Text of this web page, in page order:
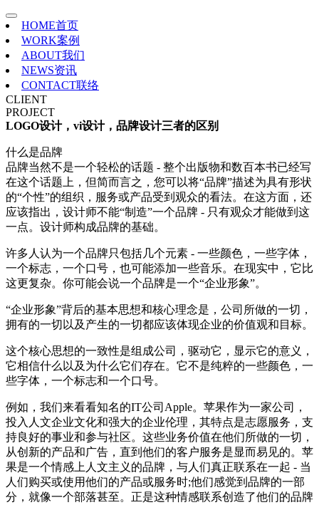
HOME首页
WORK案例
ABOUT我们
NEWS资讯
CONTACT联络
CLIENT
PROJECT
LOGO设计，vi设计，品牌设计三者的区别
什么是品牌
品牌当然不是一个轻松的话题 - 整个出版物和数百本书已经写
在这个话题上，但简而言之，您可以将“品牌”描述为具有形状
的“个性”的组织，服务或产品受到观众的看法。在这方面，还
应该指出，设计师不能“制造”一个品牌 - 只有观众才能做到这
一点。设计师构成品牌的基础。
许多人认为一个品牌只包括几个元素 - 一些颜色，一些字体，
一个标志，一个口号，也可能添加一些音乐。在现实中，它比
这更复杂。你可能会说一个品牌是一个“企业形象”。
“企业形象”背后的基本思想和核心理念是，公司所做的一切，
拥有的一切以及产生的一切都应该体现企业的价值观和目标。
这个核心思想的一致性是组成公司，驱动它，显示它的意义，
它相信什么以及为什么它们存在。它不是纯粹的一些颜色，一
些字体，一个标志和一个口号。
例如，我们来看看知名的IT公司Apple。苹果作为一家公司，
投入人文企业文化和强大的企业伦理，其特点是志愿服务，支
持良好的事业和参与社区。这些业务价值在他们所做的一切，
从创新的产品和广告，直到他们的客户服务是显而易见的。苹
果是一个情感上人文主义的品牌，与人们真正联系在一起 - 当
人们购买或使用他们的产品或服务时;他们感觉到品牌的一部
分，就像一个部落甚至。正是这种情感联系创造了他们的品牌